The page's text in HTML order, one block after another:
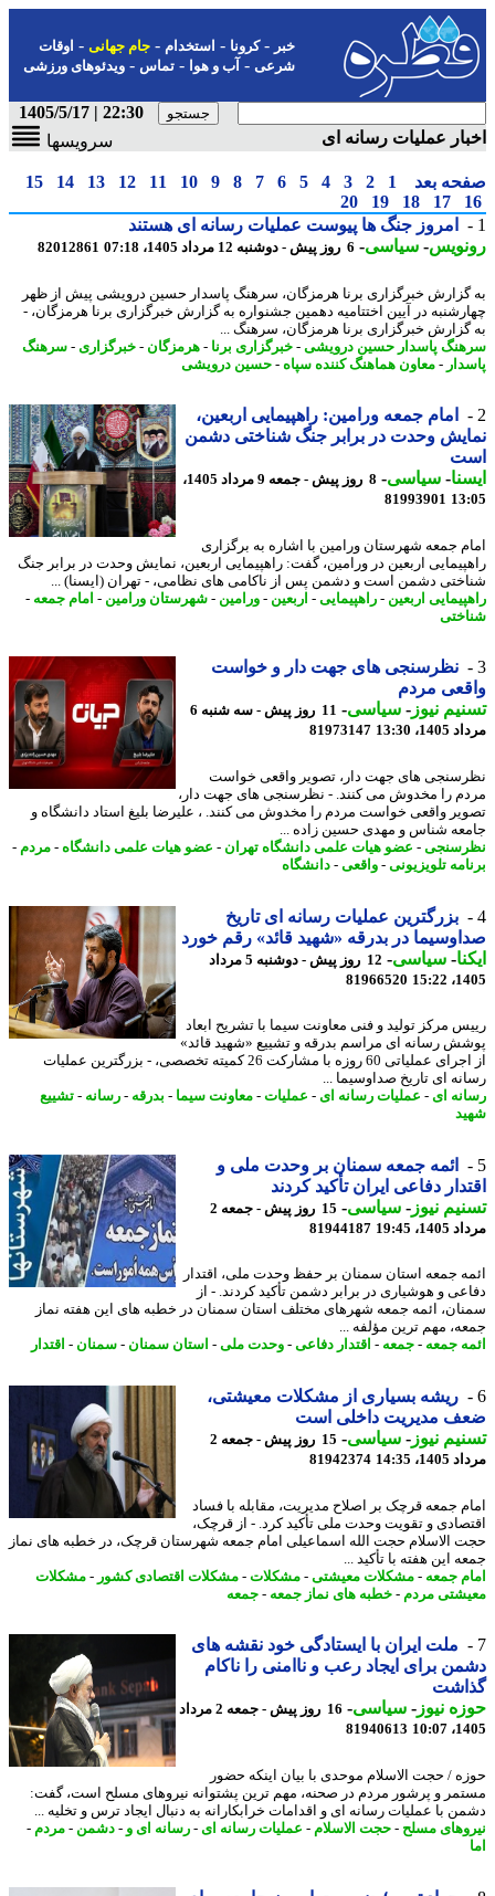
-کرونا-استخدام- جام جهانی-اوقات
شرعی-آب و هوا-تماس-ویدئوهای ورزشی
22:30 | 1405/5/17
عملیات رسانه ای
سرویسها
بعد 1
2
3
4
5
6
7
8
9
10
11
12
13
14
15
17
18
19
20
امروز جنگ ها پیوست عملیات رسانه ای هستند
-سیاسی-6 روز پیش - دوشنبه 12 مرداد 1405، 07:18 82012861
خبرگزاری برنا هرمزگان، سرهنگ پاسدار حسین درویشی پیش از ظهر
در آیین اختتامیه دهمین جشنواره به گزارش خبرگزاری برنا هرمزگان، -
خبرگزاری برنا هرمزگان، سرهنگ ...
پاسدار حسین درویشی-خبرگزاری برنا-هرمزگان -خبرگزاری - سرهنگ
-معاون هماهنگ کننده سپاه-حسین درویشی
امام جمعه ورامین: راهپیمایی اربعین،
وحدت در برابر جنگ شناختی دشمن
-سیاسی-
8 روز پیش - جمعه 9 مرداد 1405،
81993901
جمعه شهرستان ورامین با اشاره به برگزاری
اربعین در ورامین، گفت: راهپیمایی اربعین، نمایش وحدت در برابر جنگ
دشمن است و دشمن پس از ناکامی های نظامی، - تهران (ایسنا) ...
اربعین -راهپیمایی-اربعین -ورامین -شهرستان ورامین -امام جمعه-
نظرسنجی های جهت دار و خواست
مردم
نیوز-سیاسی-
11 روز پیش - سه شنبه 6
13:30
81973147
های جهت دار، تصویر واقعی خواست
را مخدوش می کنند. - نظرسنجی های جهت دار،
واقعی خواست مردم را مخدوش می کنند. ، علیرضا بلیغ استاد دانشگاه و
شناس و مهدی حسین زاده ...
-عضو هیات علمی دانشگاه تهران- عضو هیات علمی دانشگاه-مردم-
تلویزیونی-واقعی -دانشگاه
بزرگترین عملیات رسانه ای تاریخ
در بدرقه «شهید قائد» رقم خورد
-سیاسی-
12 روز پیش - دوشنبه 5 مرداد
81966520
مرکز تولید و فنی معاونت سیما با تشریح ابعاد
رسانه ای مراسم بدرقه و تشییع «شهید قائد»
از اجرای عملیاتی 60 روزه با مشارکت 26 کمیته تخصصی، - بزرگترین عملیات
ای تاریخ صداوسیما ...
ای- عملیات رسانه ای- عملیات-معاونت سیما-بدرقه- رسانه-تشییع
ائمه جمعه سمنان بر وحدت ملی و
دفاعی ایران تأکید کردند
نیوز-سیاسی-
15 روز پیش - جمعه 2
19:45
81944187
جمعه استان سمنان بر حفظ وحدت ملی، اقتدار
و هوشیاری در برابر دشمن تأکید کردند. - از
ائمه جمعه شهرهای مختلف استان سمنان در خطبه های این هفته نماز
مهم ترین مؤلفه ...
جمعه-جمعه-اقتدار دفاعی-وحدت ملی -استان سمنان-سمنان-اقتدار
ریشه بسیاری از مشکلات معیشتی،
مدیریت داخلی است
نیوز-سیاسی-
15 روز پیش - جمعه 2
14:35
81942374
جمعه قرچک بر اصلاح مدیریت، مقابله با فساد
و تقویت وحدت ملی تأکید کرد. - از قرچک،
الاسلام حجت الله اسماعیلی امام جمعه شهرستان قرچک، در خطبه های نماز
این هفته با تأکید ...
جمعه-مشکلات معیشتی-مشکلات-مشکلات اقتصادی کشور-مشکلات
مردم- خطبه های نماز جمعه-جمعه
ملت ایران با ایستادگی خود نقشه های
برای ایجاد رعب و ناامنی را ناکام
نیوز-سیاسی-
16 روز پیش - جمعه 2 مرداد
81940613
/ حجت الاسلام موحدی با بیان اینکه حضور
و پرشور مردم در صحنه، مهم ترین پشتوانه نیروهای مسلح است، گفت:
با عملیات رسانه ای و اقدامات خرابکارانه به دنبال ایجاد ترس و تخلیه ...
مسلح-حجت الاسلام-عملیات رسانه ای- رسانه ای و -دشمن-مردم-